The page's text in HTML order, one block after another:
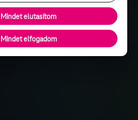
Mindet elutasítom
Mindet elfogadom